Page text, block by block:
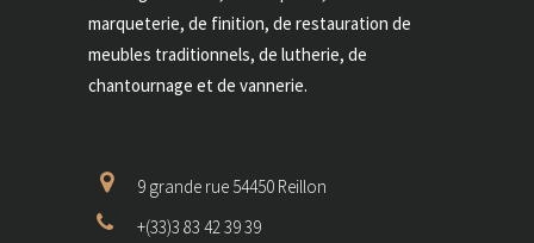
marqueterie, de finition, de restauration de
meubles traditionnels, de lutherie, de
chantournage et de vannerie.
9 grande rue 54450 Reillon
+(33)3 83 42 39 39